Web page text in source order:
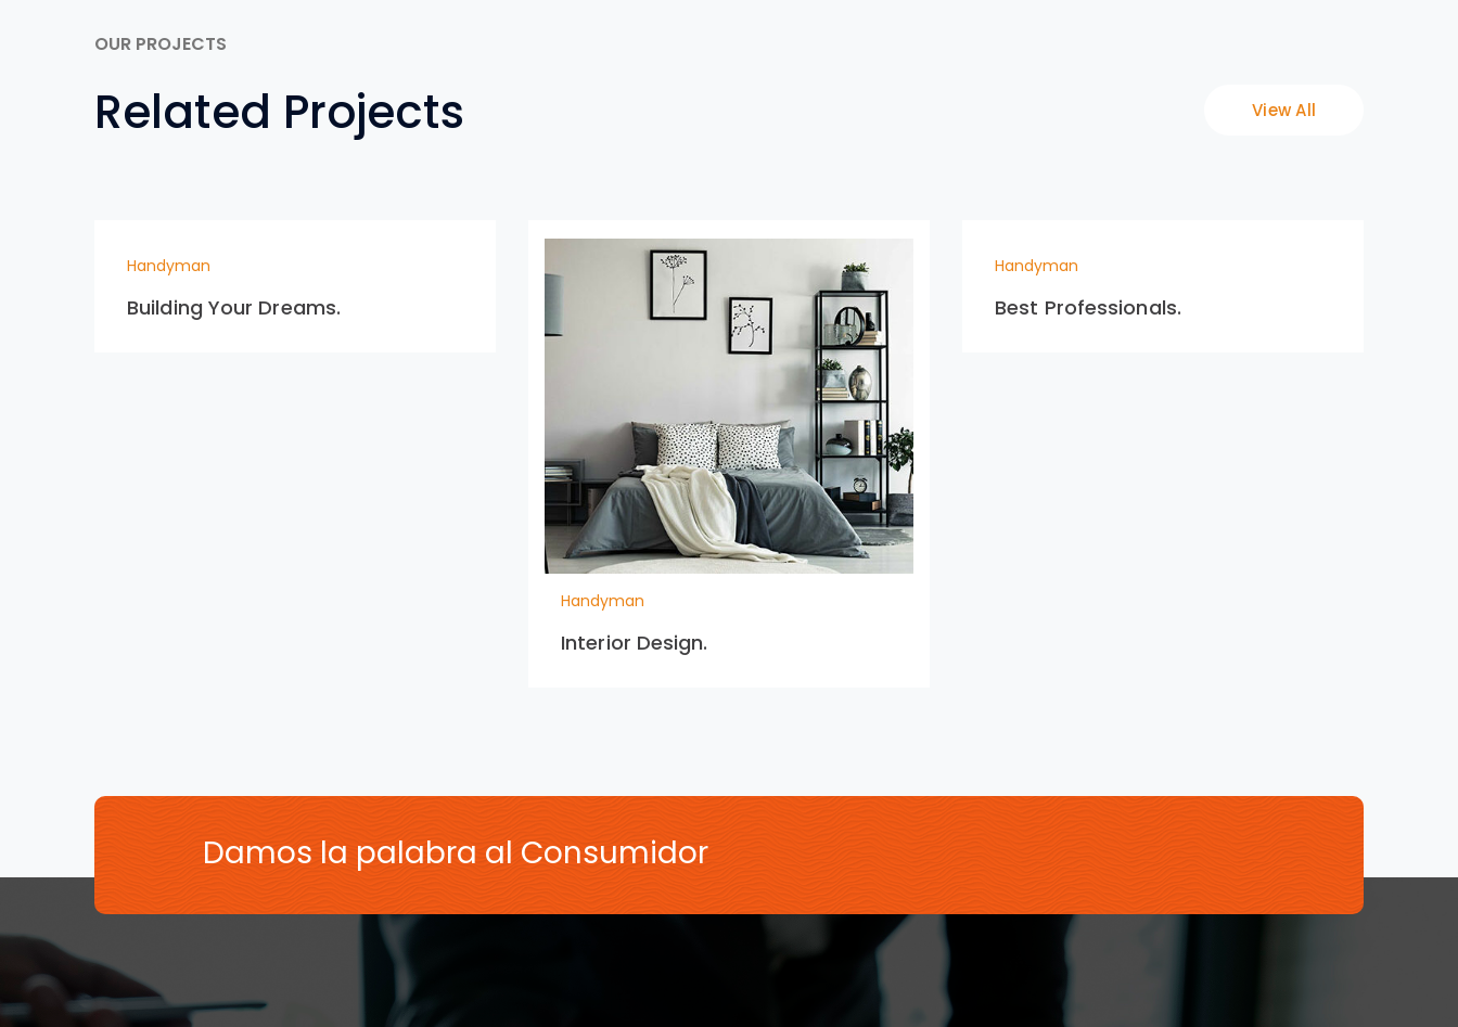
OUR PROJECTS
Related Projects View All
Handyman
Building Your Dreams.
Handyman
Interior Design.
Handyman
Best Professionals.
Damos la palabra al Consumidor